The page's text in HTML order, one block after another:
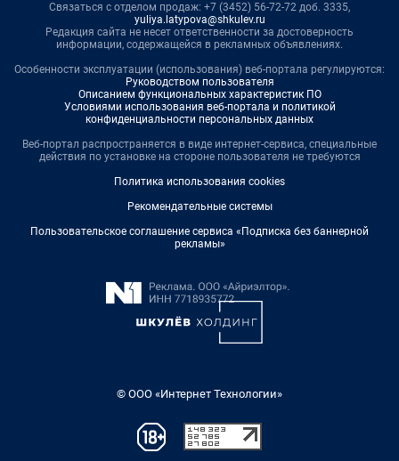
Связаться с отделом продаж: +7 (3452) 56-72-72 доб. 3335,
yuliya.latypova@shkulev.ru
Редакция сайта не несет ответственности за достоверность
информации, содержащейся в рекламных объявлениях.
Особенности эксплуатации (использования) веб-портала регулируются:
Руководством пользователя
Описанием функциональных характеристик ПО
Условиями использования веб-портала и политикой
конфиденциальности персональных данных
Веб-портал распространяется в виде интернет-сервиса, специальные
действия по установке на стороне пользователя не требуются
Политика использования cookies
Рекомендательные системы
Пользовательское соглашение сервиса «Подписка без баннерной
рекламы»
© ООО «Интернет Технологии»